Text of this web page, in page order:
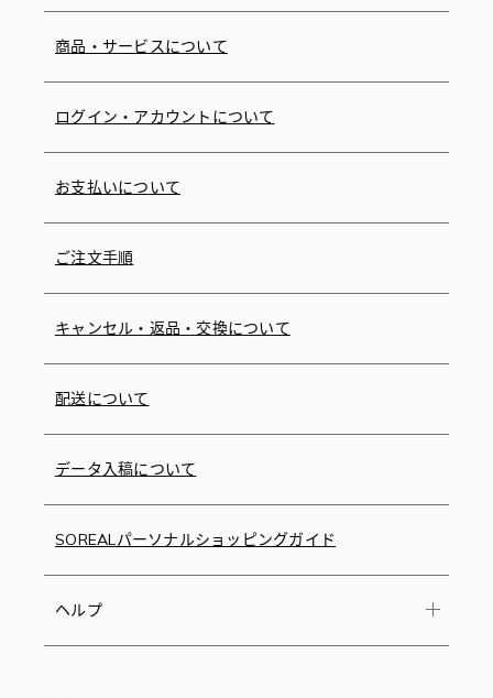
商品・サービスについて
ログイン・アカウントについて
お支払いについて
ご注文手順
キャンセル・返品・交換について
配送について
データ入稿について
SOREALパーソナルショッピングガイド
ヘルプ